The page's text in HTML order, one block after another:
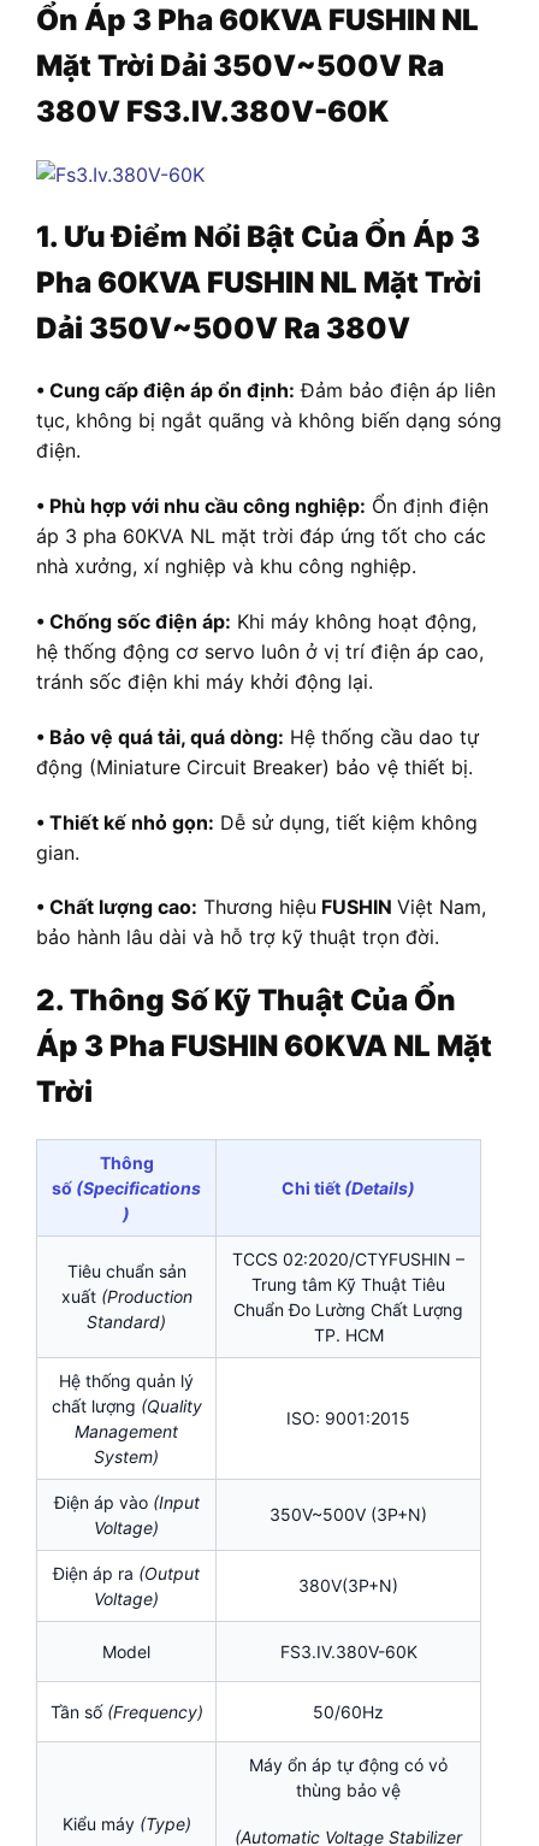
Ổn Áp 3 Pha 60KVA FUSHIN NL
Mặt Trời Dải 350V~500V Ra
380V FS3.IV.380V-60K
1. Ưu Điểm Nổi Bật Của Ổn Áp 3
Pha 60KVA FUSHIN NL Mặt Trời
Dải 350V~500V Ra 380V
• Cung cấp điện áp ổn định: Đảm bảo điện áp liên
tục, không bị ngắt quãng và không biến dạng sóng
điện.
• Phù hợp với nhu cầu công nghiệp: Ổn định điện
áp 3 pha 60KVA NL mặt trời đáp ứng tốt cho các
nhà xưởng, xí nghiệp và khu công nghiệp.
• Chống sốc điện áp: Khi máy không hoạt động,
hệ thống động cơ servo luôn ở vị trí điện áp cao,
tránh sốc điện khi máy khởi động lại.
• Bảo vệ quá tải, quá dòng: Hệ thống cầu dao tự
động (Miniature Circuit Breaker) bảo vệ thiết bị.
• Thiết kế nhỏ gọn: Dễ sử dụng, tiết kiệm không
gian.
• Chất lượng cao: Thương hiệu FUSHIN Việt Nam,
bảo hành lâu dài và hỗ trợ kỹ thuật trọn đời.
2. Thông Số Kỹ Thuật Của Ổn
Áp 3 Pha FUSHIN 60KVA NL Mặt
Trời
Thông
số (Specifications
)
Chi tiết (Details)
Tiêu chuẩn sản
xuất (Production
Standard)
TCCS 02:2020/CTYFUSHIN –
Trung tâm Kỹ Thuật Tiêu
Chuẩn Đo Lường Chất Lượng
TP. HCM
Hệ thống quản lý
chất lượng (Quality
Management
System)
ISO: 9001:2015
Điện áp vào (Input
Voltage)
350V~500V (3P+N)
Điện áp ra (Output
Voltage)
380V(3P+N)
Model FS3.IV.380V-60K
Tần số (Frequency) 50/60Hz
Kiểu máy (Type)
Máy ổn áp tự động có vỏ
thùng bảo vệ
(Automatic Voltage Stabilizer